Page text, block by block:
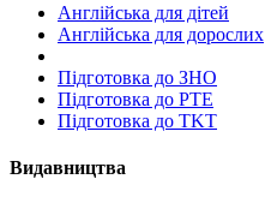
Англійська для дітей
Англійська для дорослих
Пiдготовка до ЗНО
Підготовка до PTE
Підготовка до TKT
Видавництва